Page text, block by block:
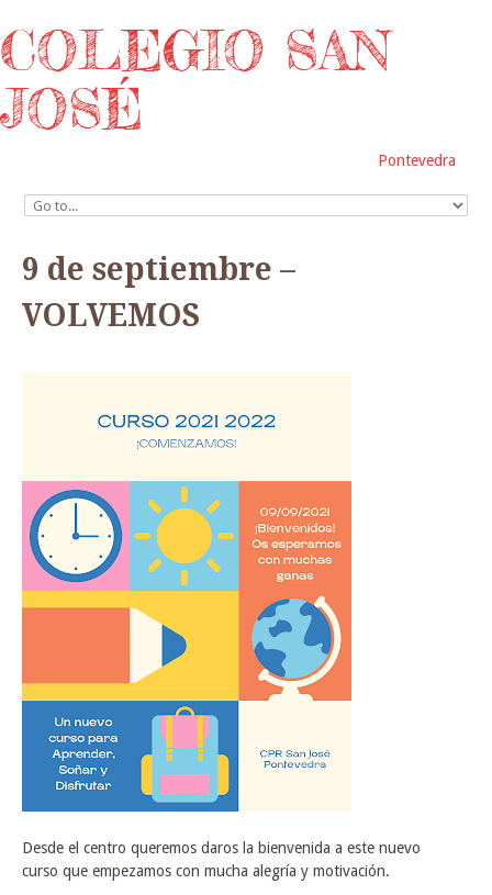
COLEGIO SAN
JOSÉ
Pontevedra
9 de septiembre –
VOLVEMOS
Desde el centro queremos daros la bienvenida a este nuevo
curso que empezamos con mucha alegría y motivación.